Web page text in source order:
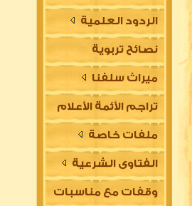
الردود العلمية
نصائح تربوية
ميراث سلفنا
تراجم الأئمة الأعلام
ملفات خاصة
الفتاوى الشرعية
وقفات مع مناسبات